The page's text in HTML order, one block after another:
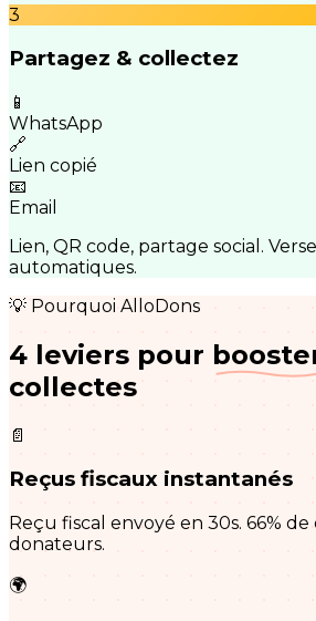
3
Partagez & collectez
📱
WhatsApp
🔗
Lien copié
📧
Email
Lien, QR code, partage social.
automatiques.
💡 Pourquoi AlloDons
4 leviers pour
collectes
📄
Reçus fiscaux instantanés
Reçu fiscal envoyé en 30s. 66%
donateurs.
🌍